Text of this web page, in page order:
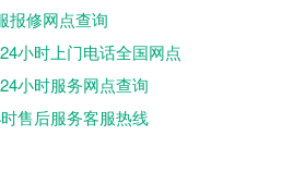
报修网点查询
小时上门电话全国网点
小时服务网点查询
售后服务客服热线